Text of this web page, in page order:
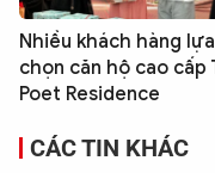
Nhiều khách hàng lựa
chọn căn hộ cao cấp
Poet Residence
CÁC TIN KHÁC